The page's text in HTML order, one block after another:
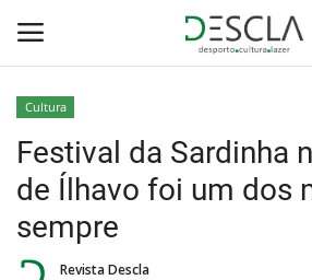
Home
...by Descla
Cultura
Festival da Sardinha
de Ílhavo foi um dos
sempre
Revista Descla